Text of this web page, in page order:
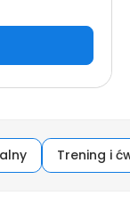
Trening i